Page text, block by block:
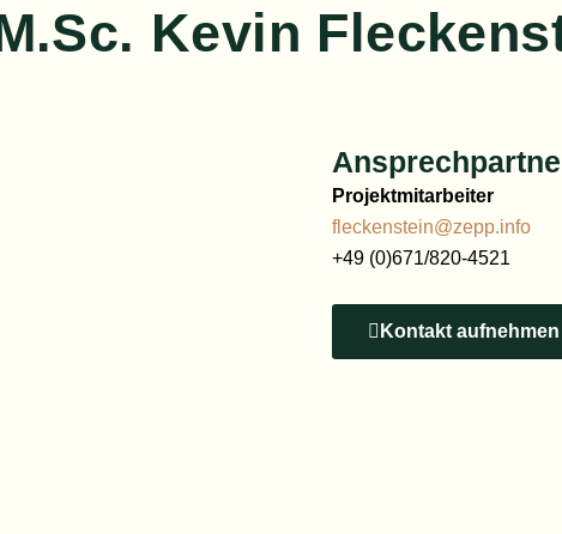
Kevin
Projektmitarbeiter
fleckenstein@zepp.info
+49 (0)671/820-4521
Kontakt aufnehmen